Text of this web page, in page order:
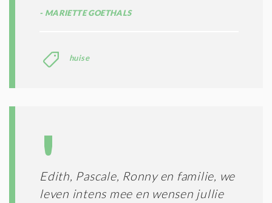
MARIETTE GOETHALS
huise
Edith, Pascale, Ronny en familie, we
leven intens mee en wensen jullie